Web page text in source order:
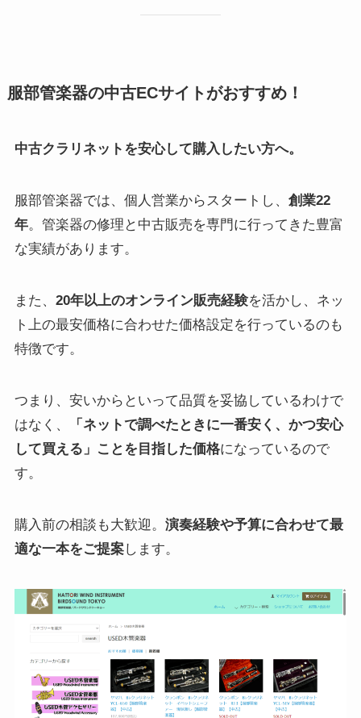
服部管楽器の中古ECサイトがおすすめ！
中古クラリネットを安心して購入したい方へ。
服部管楽器では、個人営業からスタートし、 創業22
年。管楽器の修理と中古販売を専門に行ってきた豊富
な実績があります。
また、 20年以上のオンライン販売経験を活かし、ネッ
ト上の最安価格に合わせた価格設定を行っているのも
特徴です。
つまり、安いからといって品質を妥協しているわけで
はなく、
「ネットで調べたときに一番安く、かつ安心
して買える」ことを目指した価格になっているので
す。
購入前の相談も大歓迎。 演奏経験や予算に合わせて最
適な一本をご提案します。